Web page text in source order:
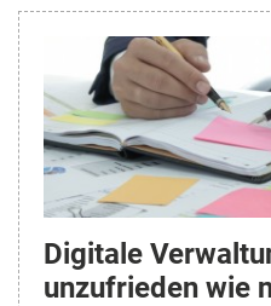
Digitale
unzufrieden wie